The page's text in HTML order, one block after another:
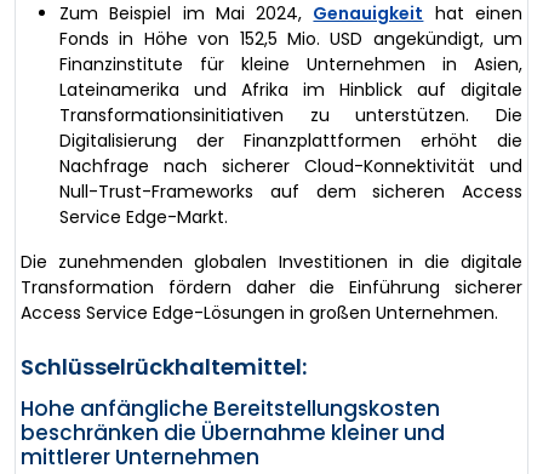
Zum Beispiel im Mai 2024, Genauigkeit hat einen
Fonds in Höhe von 152,5 Mio. USD angekündigt, um
Finanzinstitute für kleine Unternehmen in Asien,
Lateinamerika und Afrika im Hinblick auf digitale
Transformationsinitiativen zu unterstützen. Die
Digitalisierung der Finanzplattformen erhöht die
Nachfrage nach sicherer Cloud-Konnektivität und
Null-Trust-Frameworks auf dem sicheren Access
Service Edge-Markt.
Die zunehmenden globalen Investitionen in die digitale
Transformation fördern daher die Einführung sicherer
Access Service Edge-Lösungen in großen Unternehmen.
Schlüsselrückhaltemittel:
Hohe anfängliche Bereitstellungskosten
beschränken die Übernahme kleiner und
mittlerer Unternehmen